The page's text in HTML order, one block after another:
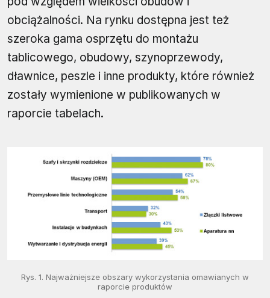
obciążalności. Na rynku dostępna jest też
szeroka gama osprzętu do montażu
tablicowego, obudowy, szynoprzewody,
dławnice, peszle i inne produkty, które również
zostały wymienione w publikowanych w
raporcie tabelach.
Rys. 1. Najważniejsze obszary wykorzystania omawianych w
raporcie produktów